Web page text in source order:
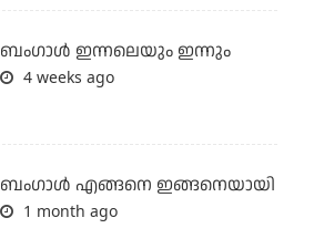
ബംഗാള്‍ ഇന്നലെയും ഇന്നും
4 weeks ago
ബം​ഗാൾ എങ്ങനെ ഇങ്ങനെയായി
1 month ago